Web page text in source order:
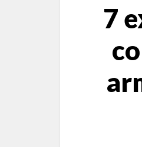
7